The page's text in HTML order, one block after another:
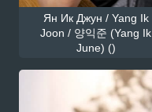
Ян Ик Джун / Yang Ik
Joon / 양익준 (Yang Ik
June) ()